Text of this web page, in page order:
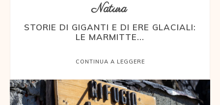
Natura
STORIE DI GIGANTI E DI ERE GLACIALI:
LE MARMITTE...
CONTINUA A LEGGERE